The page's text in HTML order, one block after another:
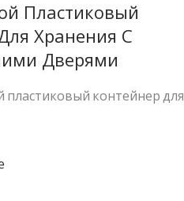
Пластиковый
Хранения С
Дверями
пластиковый контейнер для